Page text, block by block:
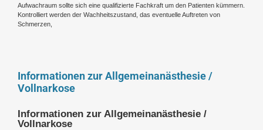
Aufwachraum sollte sich eine qualifizierte Fachkraft um den Patienten kümmern.
Kontrolliert werden der Wachheitszustand, das eventuelle Auftreten von
Schmerzen,
Informationen zur Allgemeinanästhesie /
Vollnarkose
Informationen zur Allgemeinanästhesie /
Vollnarkose